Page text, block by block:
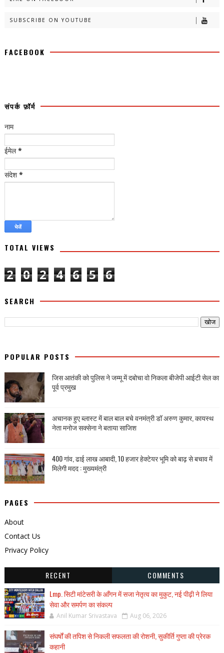
SUBSCRIBE ON YOUTUBE
FACEBOOK
संपर्क फ़ॉर्म
नाम
ईमेल*
संदेश *
TOTAL VIEWS
2 0 2 4 6 5 6
SEARCH
POPULAR POSTS
जिस आतंकी को पुलिस ने जम्मू में दबोचा वो निकला बीजेपी आईटी सेल का
पूर्व प्रमुख
अचानक हुए ब्लास्ट में बाल बाल बचे वनमंत्री डॉ अरुण कुमार, कायस्थ
नेता मनोज सक्सेना ने बताया साजिश
400 गांव, ढाई लाख आबादी, 10 हजार हेक्टेयर भूमि को बाढ़ से बचाव में
मिलेगी मदद : मुख्यमंत्री
PAGES
About
Contact Us
Privacy Policy
RECENT
COMMENTS
Lmp. सिटी मांटेसरी के आँगन में सजा नेतृत्व का मुकुट, नई पीढ़ी ने लिया
सेवा और समर्पण का संकल्प
Anil Kumar Srivastava Aug 06, 2026
संघर्षों की तपिश से निकली सफलता की रोशनी, सुकीर्ति गुप्ता की प्रेरक
कहानी